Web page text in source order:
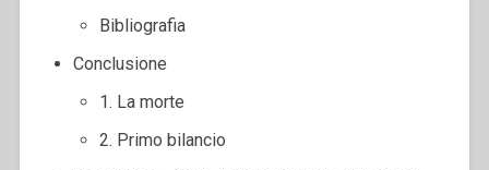
Bibliografia
Conclusione
1. La morte
2. Primo bilancio